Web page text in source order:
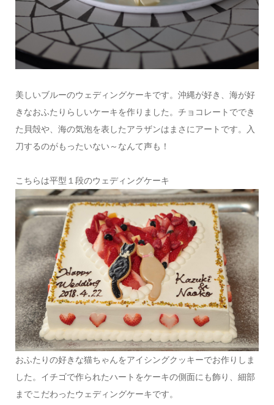
美しいブルーのウェディングケーキです。沖縄が好き、海が好
きなおふたりらしいケーキを作りました。チョコレートででき
た貝殻や、海の気泡を表したアラザンはまさにアートです。入
刀するのがもったいない～なんて声も！
こちらは平型１段のウェディングケーキ
おふたりの好きな猫ちゃんをアイシングクッキーでお作りしま
した。イチゴで作られたハートをケーキの側面にも飾り、細部
までこだわったウェディングケーキです。